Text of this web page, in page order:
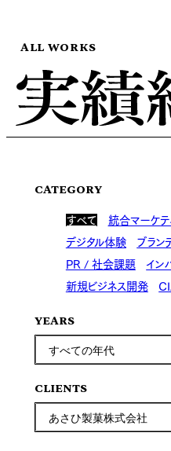
ALL WORKS
CATEGORY
すべて
統合マーケテ
デジタル体験
ブラン
PR / 社会課題 イン
新規ビジネス開発
YEARS
CLIENTS